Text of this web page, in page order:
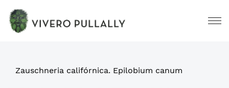
Zauschneria califórnica. Epilobium canum